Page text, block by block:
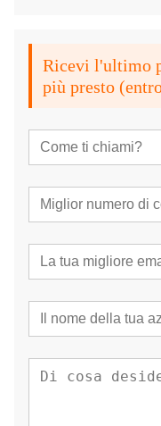
Ricevi l'ultimo
più presto